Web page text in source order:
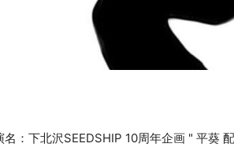
：下北沢SEEDSHIP 10周年企画 " 平葵